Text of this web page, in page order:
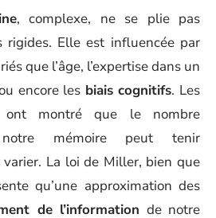
, complexe, ne se plie pas
rigides. Elle est influencée par
que l’âge, l’expertise dans un
encore les biais cognitifs. Les
ont montré que le nombre
notre mémoire peut tenir
La loi de Miller, bien que
qu’une approximation des
de l’information de notre